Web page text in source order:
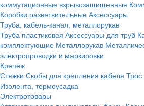
коммутационные взрывозащищенные
Коробки разветвительные Аксессуары
Труба, кабель-канал, металлорукав
Труба пластиковая Аксессуары для труб
комплектующие Металлорукав
электропроводки и маркировки
Крепёж
Стяжки Скобы для крепления кабеля Трос
Изолента, термоусадка
Электротовары